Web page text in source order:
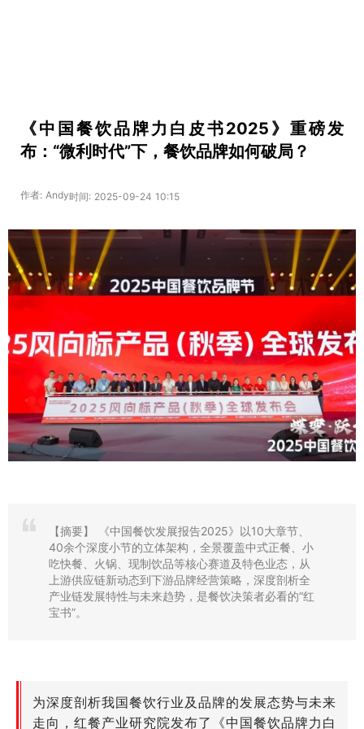
《中国餐饮品牌力白皮书2025》重磅发
布：“微利时代”下，餐饮品牌如何破局？
作者: Andy时间: 2025-09-24 10:15
【摘要】
《中国餐饮发展报告2025》以10大章节、
40余个深度小节的立体架构，全景覆盖中式正餐、小
吃快餐、火锅、现制饮品等核心赛道及特色业态，从
上游供应链新动态到下游品牌经营策略，深度剖析全
产业链发展特性与未来趋势，是餐饮决策者必看的“红
宝书”。
为深度剖析我国餐饮行业及品牌的发展态势与未来
走向，红餐产业研究院发布了 《中国餐饮品牌力白